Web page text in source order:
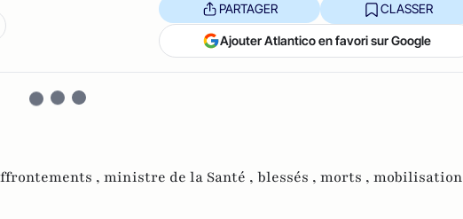
PARTAGER CLASSER
Ajouter Atlantico en favori sur Google
, ministre de la Santé , blessés , morts , mobilisation